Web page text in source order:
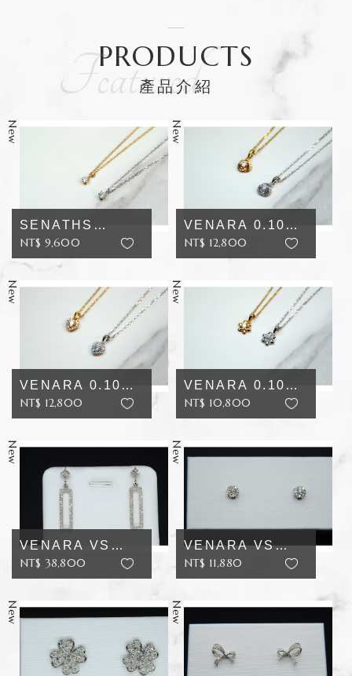
PRODUCTS
產 品 介 紹
SENATHS
0.10CT VS 10K
D 簡...
NT$ 9,600 加入追蹤
VENARA 0.10CT
VS 10K D 心動...
NT$ 12,800 加入追蹤
VENARA 0.10CT
VS 10K D 愛心...
NT$ 12,800 加入追蹤
VENARA 0.10CT
VS 10K D 小花...
NT$ 10,800 加入追蹤
VENARA VS
10K D 92.4分 長
NT$ 38,800 加入追蹤
VENARA VS
10K D
NT$ 11,880 加入追蹤